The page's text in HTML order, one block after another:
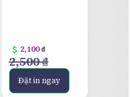
attach_money 2,100₫
2,500₫
Đặt in ngay